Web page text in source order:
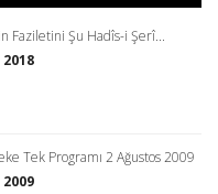
Faziletini Şu Hadîs-i Şerî...
Tek Programı 2 Ağustos 2009